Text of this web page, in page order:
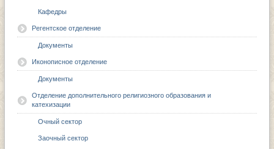
Кафедры
Регентское отделение
Документы
Иконописное отделение
Документы
Отделение дополнительного религиозного образования и
катехизации
Очный сектор
Заочный сектор